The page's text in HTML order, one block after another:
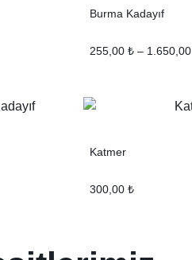
Burma Kadayıf
255,00 ₺ – 1.650,00
Katmer
300,00 ₺